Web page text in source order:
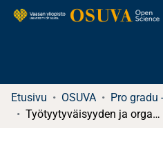
Etusivu OSUVA
Työtyytyväisyyden ja organisaatioon sitoutumisen välinen yhteys